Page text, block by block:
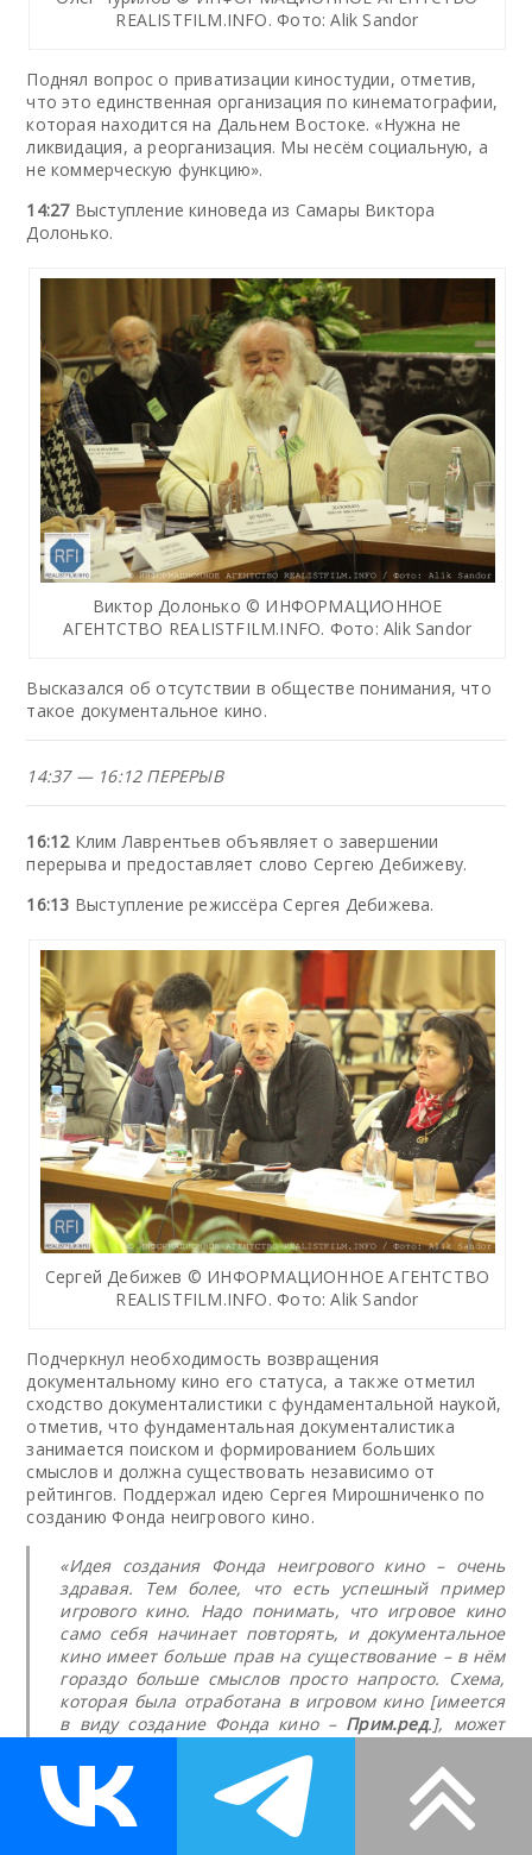
REALISTFILM.INFO. Фото: Alik Sandor
Поднял вопрос о приватизации киностудии, отметив,
что это единственная организация по кинематографии,
которая находится на Дальнем Востоке. «Нужна не
ликвидация, а реорганизация. Мы несём социальную, а
не коммерческую функцию».
14:27 Выступление киноведа из Самары Виктора
Долонько.
Виктор Долонько © ИНФОРМАЦИОННОЕ
АГЕНТСТВО REALISTFILM.INFO. Фото: Alik Sandor
Высказался об отсутствии в обществе понимания, что
такое документальное кино.
14:37 — 16:12 ПЕРЕРЫВ
16:12Клим Лаврентьев объявляет о завершении
перерыва и предоставляет слово Сергею Дебижеву.
16:13 Выступление режиссёра Сергея Дебижева.
Сергей Дебижев © ИНФОРМАЦИОННОЕ АГЕНТСТВО
REALISTFILM.INFO. Фото: Alik Sandor
Подчеркнул необходимость возвращения
документальному кино его статуса, а также отметил
сходство документалистики с фундаментальной наукой,
отметив, что фундаментальная документалистика
занимается поиском и формированием больших
смыслов и должна существовать независимо от
рейтингов. Поддержал идею Сергея Мирошниченко по
созданию Фонда неигрового кино.
«Идея создания Фонда неигрового кино – очень
здравая. Тем более, что есть успешный пример
игрового кино. Надо понимать, что игровое кино
само себя начинает повторять, и документальное
кино имеет больше прав на существование – в нём
гораздо больше смыслов просто напросто. Схема,
которая была отработана в игровом кино [имеется
в виду создание Фонда кино – Прим.ред.], может
кино. И его конечно же нужно создавать как
самостоятельный фонд. Вопрос только в том, что
это потребует колоссальных усилий. Но дорогу
осилит идущий. Может быть, и Минкульт вздохнёт